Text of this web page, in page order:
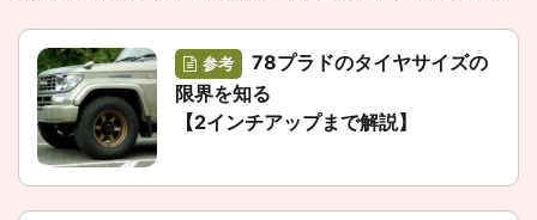
参考
78プラドのタイヤサイズの
限界を知る
【2インチアップまで解説】